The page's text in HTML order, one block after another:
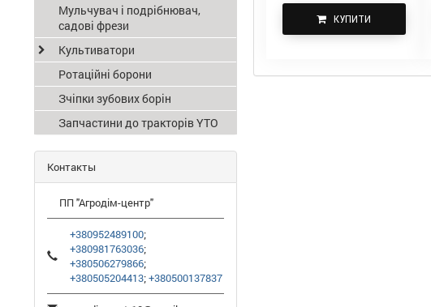
КУПИТИ
Мульчувач і подрібнювач,
садові фрези
Культиватори
Ротаційні борони
Зчіпки зубових борін
Запчастини до тракторів YTO
Контакты
ПП "Агродім-центр"
+380952489100;
+380981763036;
+380506279866;
+380505204413;+380500137837